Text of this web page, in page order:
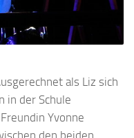
als Liz sich
in der Schule
Yvonne
den beiden